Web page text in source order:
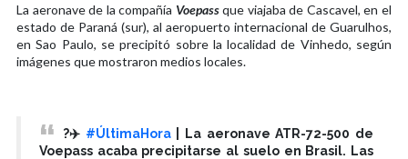
La aeronave de la compañía Voepassque viajaba de Cascavel, en el
estado de Paraná (sur), al aeropuerto internacional de Guarulhos,
en Sao Paulo, se precipitó sobre la localidad de Vinhedo, según
imágenes que mostraron medios locales.
?✈️ #ÚltimaHora| La aeronave ATR-72-500 de
Voepass acaba precipitarse al suelo en Brasil. Las